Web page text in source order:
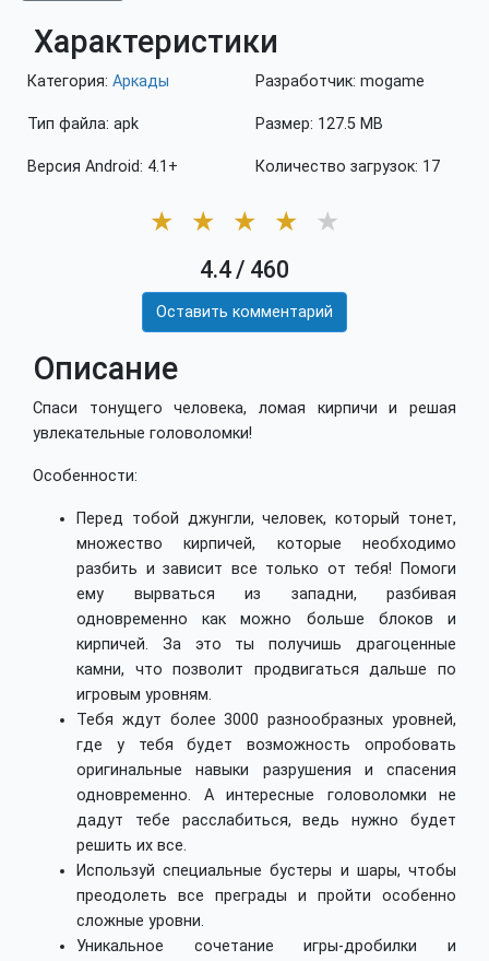
Характеристики
Категория: Аркады
Тип файла: apk
Версия Android: 4.1+
Разработчик: mogame
Размер: 127.5 MB
Количество загрузок: 17
★ ★ ★ ★ ★
4.4/ 460
Оставить комментарий
Описание
Спаси тонущего человека, ломая кирпичи и решая
увлекательные головоломки!
Особенности:
Перед тобой джунгли, человек, который тонет,
множество кирпичей, которые необходимо
разбить и зависит все только от тебя! Помоги
ему вырваться из западни, разбивая
одновременно как можно больше блоков и
кирпичей. За это ты получишь драгоценные
камни, что позволит продвигаться дальше по
игровым уровням.
Тебя ждут более 3000 разнообразных уровней,
где у тебя будет возможность опробовать
оригинальные навыки разрушения и спасения
одновременно. А интересные головоломки не
дадут тебе расслабиться, ведь нужно будет
решить их все.
Используй специальные бустеры и шары, чтобы
преодолеть все преграды и пройти особенно
сложные уровни.
Уникальное сочетание игры-дробилки и